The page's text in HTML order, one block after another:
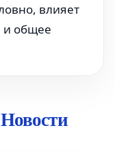
влияет
и общее
Новости